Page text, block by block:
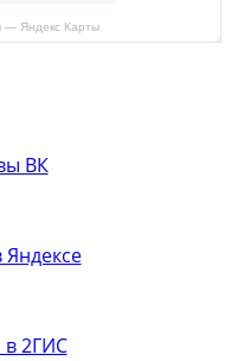
— Яндекс Карты
ВК
Яндексе
в 2ГИС